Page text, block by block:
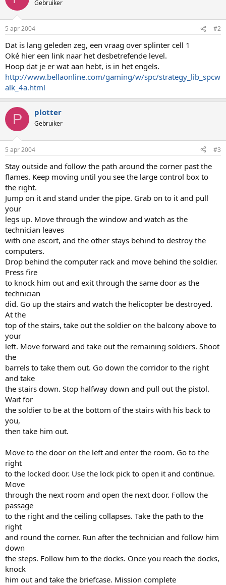
Gebruiker
5 apr 2004 #2
Dat is lang geleden zeg, een vraag over splinter cell 1
Oké hier een link naar het desbetrefende level.
Hoop dat je er wat aan hebt, is in het engels.
http://www.bellaonline.com/gaming/w/spc/strategy_lib_spcw
alk_4a.html
P plotter
Gebruiker
5 apr 2004 #3
Stay outside and follow the path around the corner past the
flames. Keep moving until you see the large control box to
the right.
Jump on it and stand under the pipe. Grab on to it and pull
your
legs up. Move through the window and watch as the
technician leaves
with one escort, and the other stays behind to destroy the
computers.
Drop behind the computer rack and move behind the soldier.
Press fire
to knock him out and exit through the same door as the
technician
did. Go up the stairs and watch the helicopter be destroyed.
At the
top of the stairs, take out the soldier on the balcony above to
your
left. Move forward and take out the remaining soldiers. Shoot
the
barrels to take them out. Go down the corridor to the right
and take
the stairs down. Stop halfway down and pull out the pistol.
Wait for
the soldier to be at the bottom of the stairs with his back to
you,
then take him out.
Move to the door on the left and enter the room. Go to the
right
to the locked door. Use the lock pick to open it and continue.
Move
through the next room and open the next door. Follow the
passage
to the right and the ceiling collapses. Take the path to the
right
and round the corner. Run after the technician and follow him
down
the steps. Follow him to the docks. Once you reach the docks,
knock
him out and take the briefcase. Mission complete